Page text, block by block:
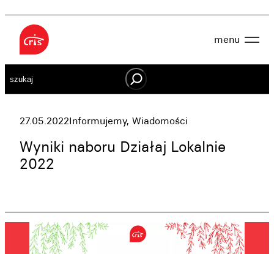
Przejdź
treści
menu
Aktualności
Wspieraj nas
OWES
Oferta
Szukaj
27.05.2022Informujemy, Wiadomości
Wyniki naboru Działaj Lokalnie
2022